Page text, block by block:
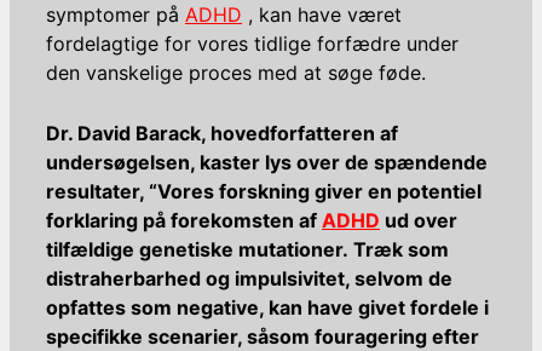
symptomer på ADHD , kan have været
fordelagtige for vores tidlige forfædre under
den vanskelige proces med at søge føde.
Dr. David Barack, hovedforfatteren af ​​
undersøgelsen, kaster lys over de spændende
resultater, “Vores forskning giver en potentiel
forklaring på forekomsten af ​​ADHD ud over
tilfældige genetiske mutationer. Træk som
distraherbarhed og impulsivitet, selvom de
opfattes som negative, kan have givet fordele i
specifikke scenarier, såsom fouragering efter